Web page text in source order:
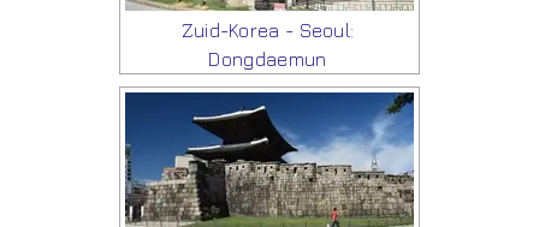
Zuid-Korea - Seoul:
Dongdaemun